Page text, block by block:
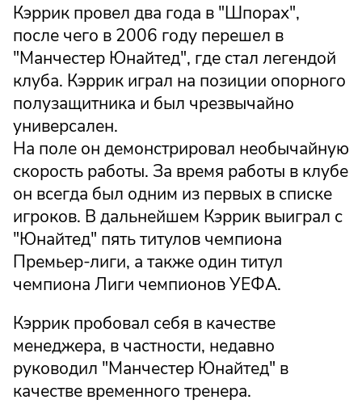
Кэррик провел два года в "Шпорах",
после чего в 2006 году перешел в
"Манчестер Юнайтед", где стал легендой
клуба. Кэррик играл на позиции опорного
полузащитника и был чрезвычайно
универсален.
На поле он демонстрировал необычайную
скорость работы. За время работы в клубе
он всегда был одним из первых в списке
игроков. В дальнейшем Кэррик выиграл с
"Юнайтед" пять титулов чемпиона
Премьер-лиги, а также один титул
чемпиона Лиги чемпионов УЕФА.
Кэррик пробовал себя в качестве
менеджера, в частности, недавно
руководил "Манчестер Юнайтед" в
качестве временного тренера.